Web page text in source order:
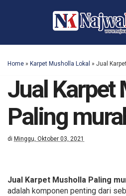
Home » Karpet Musholla Lokal » Jual
Jual Karpet
Paling
di Minggu, Oktober 03, 2021
Jual Karpet Musholla Paling
adalah komponen penting dari